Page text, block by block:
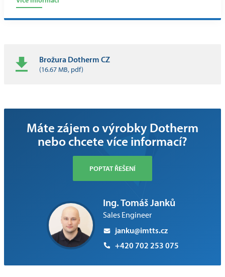
Brožura Dotherm CZ
(16.67 MB, pdf)
Máte zájem o výrobky Dotherm
nebo chcete více informací?
POPTAT ŘEŠENÍ
Ing. Tomáš Janků
Sales Engineer
janku@imtts.cz
+420 702 253 075